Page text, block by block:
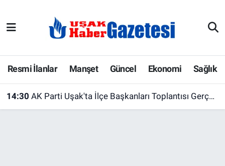
Resmi İlanlar Manşet Güncel Ekonomi Sağlık
14:30 AK Parti Uşak'ta İlçe Başkanları Toplantısı Gerçekleştirildi
E-Gazete
Ekonomi
Uşak Hava Durumu
Uşak Trafik Yoğunluk Haritası
Süper Lig Puan Durumu ve Fikstür